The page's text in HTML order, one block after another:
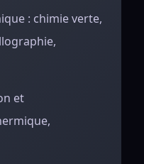
: chimie verte,
et